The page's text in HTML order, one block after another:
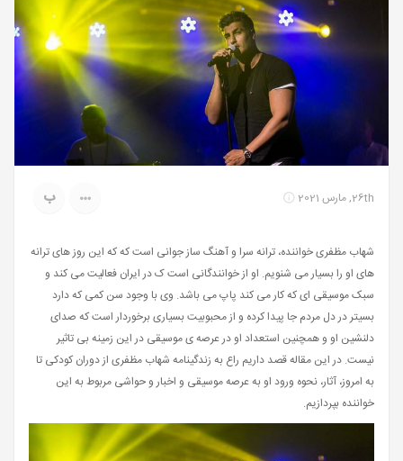
26th, مارس 2021 ب
شهاب مظفری خواننده، ترانه سرا و آهنگ ساز جوانی است که که این روز های ترانه
های او را بسیار می شنویم. او از خوانندگانی است ک در ایران فعالیت می کند و
سبک موسیقی ای که کار می کند پاپ می باشد. وی با وجود سن کمی که دارد
بسیتر در دل مردم جا پیدا کرده و از محبوبیت بسیاری برخوردار است که صدای
دلنشین او و همچنین استعداد او در عرصه ی موسیقی در این زمینه بی تاثیر
نیست. در این مقاله قصد داریم راع به زندگینامه شهاب مظفری از دوران کودکی تا
به امروز، آثار، نحوه ورود او به عرصه موسیقی و اخبار و حواشی مربوط به این
خواننده بپردازیم.